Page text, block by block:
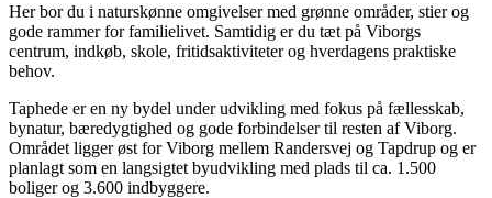
Her bor du i naturskønne omgivelser med grønne områder, stier og
gode rammer for familielivet. Samtidig er du tæt på Viborgs
centrum, indkøb, skole, fritidsaktiviteter og hverdagens praktiske
behov.
Taphede er en ny bydel under udvikling med fokus på fællesskab,
bynatur, bæredygtighed og gode forbindelser til resten af Viborg.
Området ligger øst for Viborg mellem Randersvej og Tapdrup og er
planlagt som en langsigtet byudvikling med plads til ca. 1.500
boliger og 3.600 indbyggere.